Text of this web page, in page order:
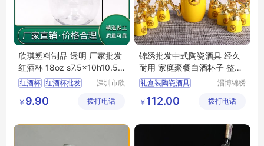
欣琪塑料制品 透明 厂家批发
红酒杯 18oz s7.5x10h10.5 7
5g
红酒杯 红酒杯批发
酒杯厂家
深圳市欣
品有限公
￥ 9.90 拨打电话
锦绣批发中式陶瓷酒具 经久
耐用 家庭聚餐白酒杯子 整套
组合
礼盒装陶瓷酒具
陶瓷酒具套装
简约陶瓷酒具
淄博锦绣
公司
￥ 112.00 拨打电话